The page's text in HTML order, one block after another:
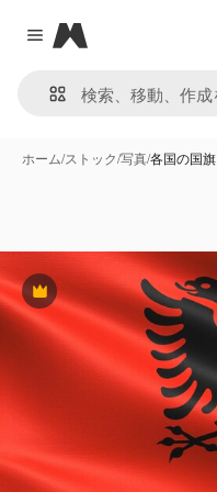
Close menu
Magnific
ホーム/ストック/写真/各国の国旗
Premium